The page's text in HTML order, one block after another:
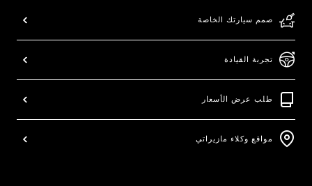
صمم سيارتك الخاصة
تجربة القيادة
طلب عرض الأسعار
مواقع وكلاء مازيراتي